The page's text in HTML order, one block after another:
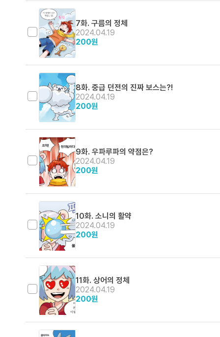
7화. 구름의 정체
2024.04.19
200원
8화. 중급 던전의 진짜 보스는?!
2024.04.19
200원
9화. 우파루파의 약점은?
2024.04.19
200원
10화. 소니의 활약
2024.04.19
200원
11화. 상어의 정체
2024.04.19
200원